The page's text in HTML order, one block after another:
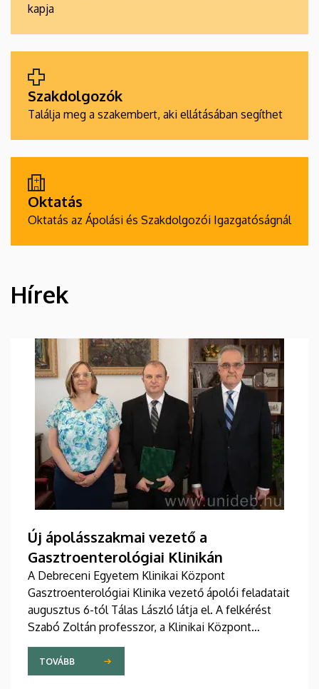
kapja
Szakdolgozók
Találja meg a szakembert, aki ellátásában segíthet
Oktatás
Oktatás az Ápolási és Szakdolgozói Igazgatóságnál
HÍREK
Hírek
Új ápolásszakmai vezető a
Gasztroenterológiai Klinikán
A Debreceni Egyetem Klinikai Központ
Gasztroenterológiai Klinika vezető ápolói feladatait
augusztus 6-tól Tálas László látja el. A felkérést
Szabó Zoltán professzor, a Klinikai Központ
elnöke, valamint Szőllősi Anna ápolási és
szakdolgozói igazgató adta át pénteken
ünnepélyes keretek között az Elnöki Hivatalban.
TOVÁBB